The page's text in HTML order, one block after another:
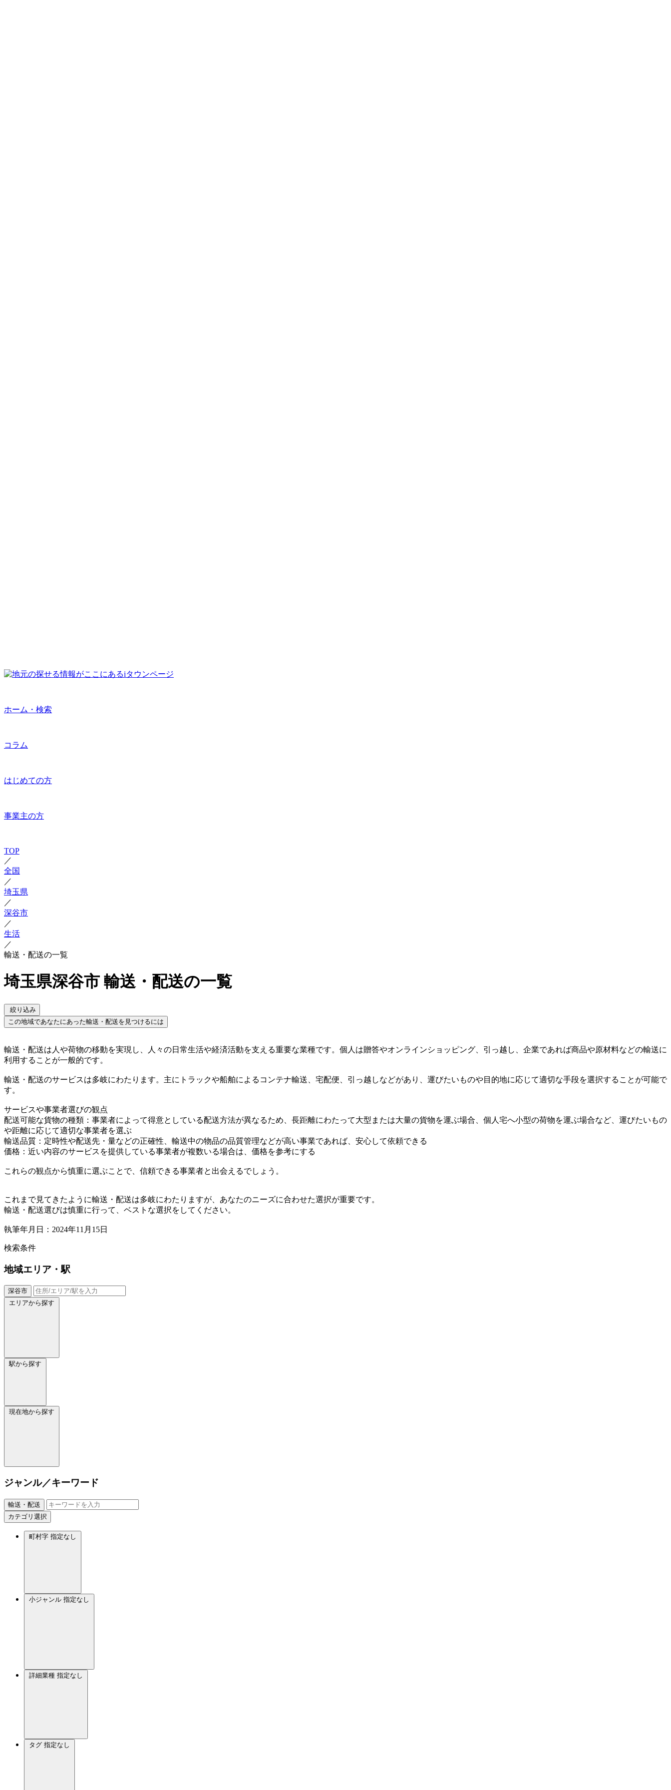
ホーム・検索
コラム
はじめての方
事業主の方
TOP
／
全国
／
埼玉県
／
深谷市
／
生活
／
輸送・配送の一覧
埼玉県深谷市 輸送・配送の一覧
絞り込み
この地域であなたにあった輸送・配送を見つけるには
輸送・配送は人や荷物の移動を実現し、人々の日常生活や経済活動を支える重要な業種です。個人は贈答やオンラインショッピング、引っ越し、企業であれば商品や原材料などの輸送に
利用することが一般的です。
輸送・配送のサービスは多岐にわたります。主にトラックや船舶によるコンテナ輸送、宅配便、引っ越しなどがあり、運びたいものや目的地に応じて適切な手段を選択することが可能で
す。
サービスや事業者選びの観点
配送可能な貨物の種類：事業者によって得意としている配送方法が異なるため、長距離にわたって大型または大量の貨物を運ぶ場合、個人宅へ小型の荷物を運ぶ場合など、運びたいもの
や距離に応じて適切な事業者を選ぶ
輸送品質：定時性や配送先・量などの正確性、輸送中の物品の品質管理などが高い事業であれば、安心して依頼できる
価格：近い内容のサービスを提供している事業者が複数いる場合は、価格を参考にする
これらの観点から慎重に選ぶことで、信頼できる事業者と出会えるでしょう。
これまで見てきたように輸送・配送は多岐にわたりますが、あなたのニーズに合わせた選択が重要です。
輸送・配送選びは慎重に行って、ベストな選択をしてください。
執筆年月日：2024年11月15日
検索条件
地域エリア・駅
深谷市
エリアから探す
駅から探す
現在地から探す
ジャンル／キーワード
輸送・配送
カテゴリ選択
町村字 指定なし
小ジャンル 指定なし
詳細業種 指定なし
タグ 指定なし